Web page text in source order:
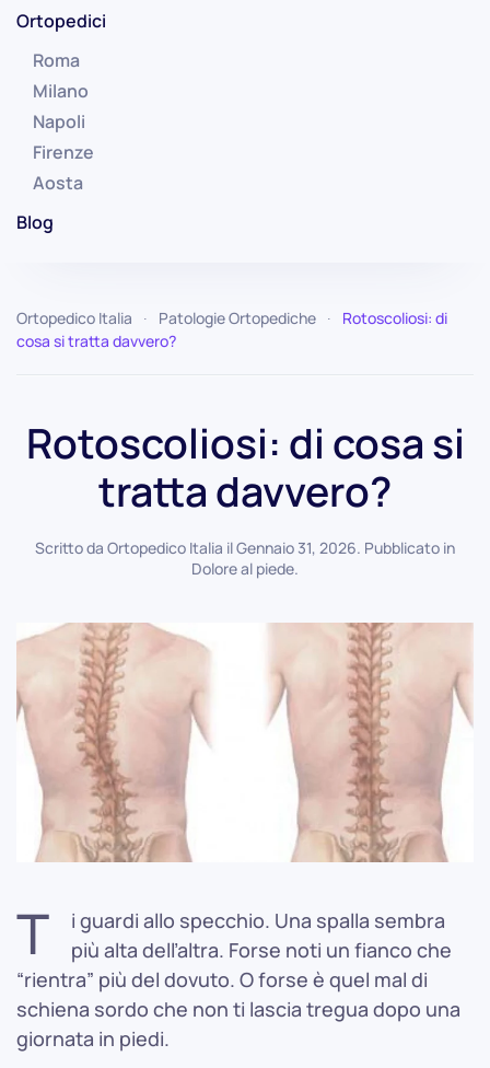
Ortopedici
Roma
Milano
Napoli
Firenze
Aosta
Blog
Ortopedico Italia Patologie Ortopediche
Rotoscoliosi: di
cosa si tratta davvero?
Rotoscoliosi: di cosa si
tratta davvero?
Scritto da Ortopedico Italia ilGennaio 31, 2026. Pubblicato in
Dolore al piede.
T
i guardi allo specchio. Una spalla sembra
più alta dell’altra. Forse noti un fianco che
“rientra” più del dovuto. O forse è quel mal di
schiena sordo che non ti lascia tregua dopo una
giornata in piedi.